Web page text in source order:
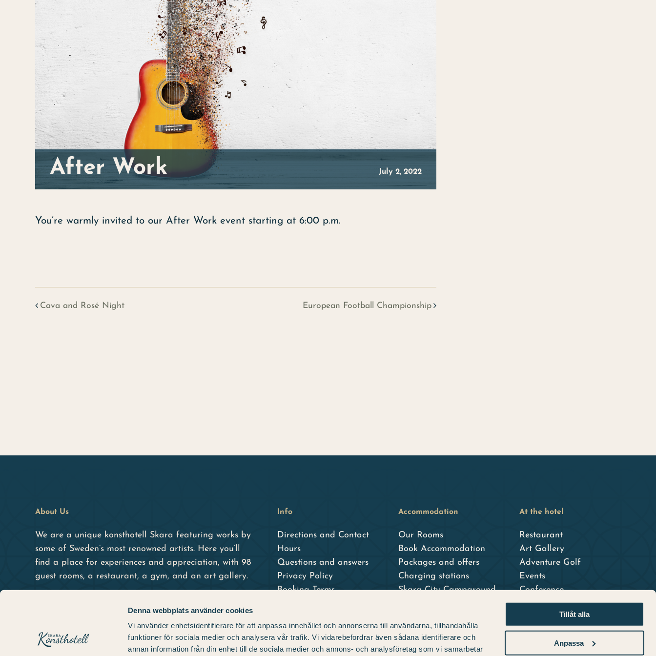
Denna webbplats använder cookies
Vi använder enhetsidentifierare för att anpassa innehållet och annonserna till användarna, tillhandahålla
funktioner för sociala medier och analysera vår trafik. Vi vidarebefordrar även sådana identifierare och
annan information från din enhet till de sociala medier och annons- och analysföretag som vi samarbetar
Tillåt alla
Anpassa
After Work July 2, 2022
You’re warmly invited to our After Work event starting at 6:00 p.m.
Cava and Rosé Night European Football Championship
About Us
We are a unique konsthotell Skara featuring works by
some of Sweden’s most renowned artists. Here you’ll
find a place for experiences and appreciation, with 98
guest rooms, a restaurant, a gym, and an art gallery.
Info
Directions and Contact
Hours
Questions and answers
Privacy Policy
Booking Terms
Accommodation
Our Rooms
Book Accommodation
Packages and offers
Charging stations
Skara City Campground
At the hotel
Restaurant
Art Gallery
Adventure Golf
Events
Conference